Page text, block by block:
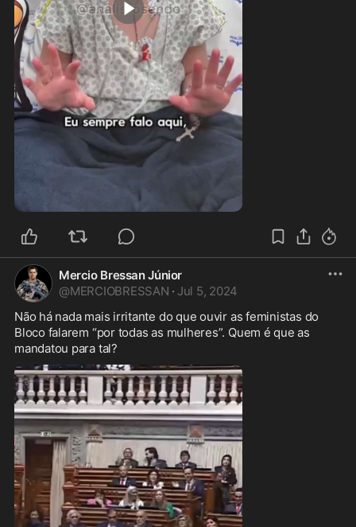
Mercio Bressan Júnior
@MERCIOBRESSAN · Jul 5, 2024
Não há nada mais irritante do que ouvir as feministas do
Bloco falarem “por todas as mulheres”. Quem é que as
mandatou para tal?